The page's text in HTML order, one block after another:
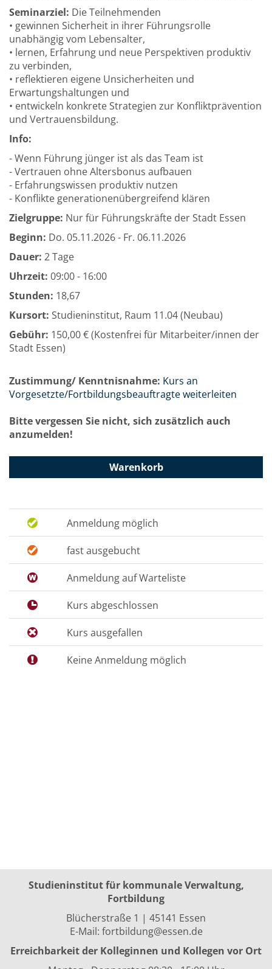
Seminarziel: Die Teilnehmenden
• gewinnen Sicherheit in ihrer Führungsrolle
unabhängig vom Lebensalter,
• lernen, Erfahrung und neue Perspektiven produktiv
zu verbinden,
• reflektieren eigene Unsicherheiten und
Erwartungshaltungen und
• entwickeln konkrete Strategien zur Konfliktprävention
und Vertrauensbildung.
Info:
- Wenn Führung jünger ist als das Team ist
- Vertrauen ohne Altersbonus aufbauen
- Erfahrungswissen produktiv nutzen
- Konflikte generationenübergreifend klären
Zielgruppe: Nur für Führungskräfte der Stadt Essen
Beginn: Do. 05.11.2026 - Fr. 06.11.2026
Dauer: 2 Tage
Uhrzeit: 09:00 - 16:00
Stunden: 18,67
Kursort: Studieninstitut, Raum 11.04 (Neubau)
Gebühr: 150,00 € (Kostenfrei für Mitarbeiter/innen der
Stadt Essen)
Zustimmung/ Kenntnisnahme: Kurs an
Vorgesetzte/Fortbildungsbeauftragte weiterleiten
Bitte vergessen Sie nicht, sich zusätzlich auch
anzumelden!
Warenkorb
Anmeldung möglich
fast ausgebucht
Anmeldung auf Warteliste
Kurs abgeschlossen
Kurs ausgefallen
Keine Anmeldung möglich
Studieninstitut für kommunale Verwaltung,
Fortbildung
Blücherstraße 1 | 45141 Essen
E-Mail: fortbildung@essen.de
Erreichbarkeit der Kolleginnen und Kollegen vor Ort